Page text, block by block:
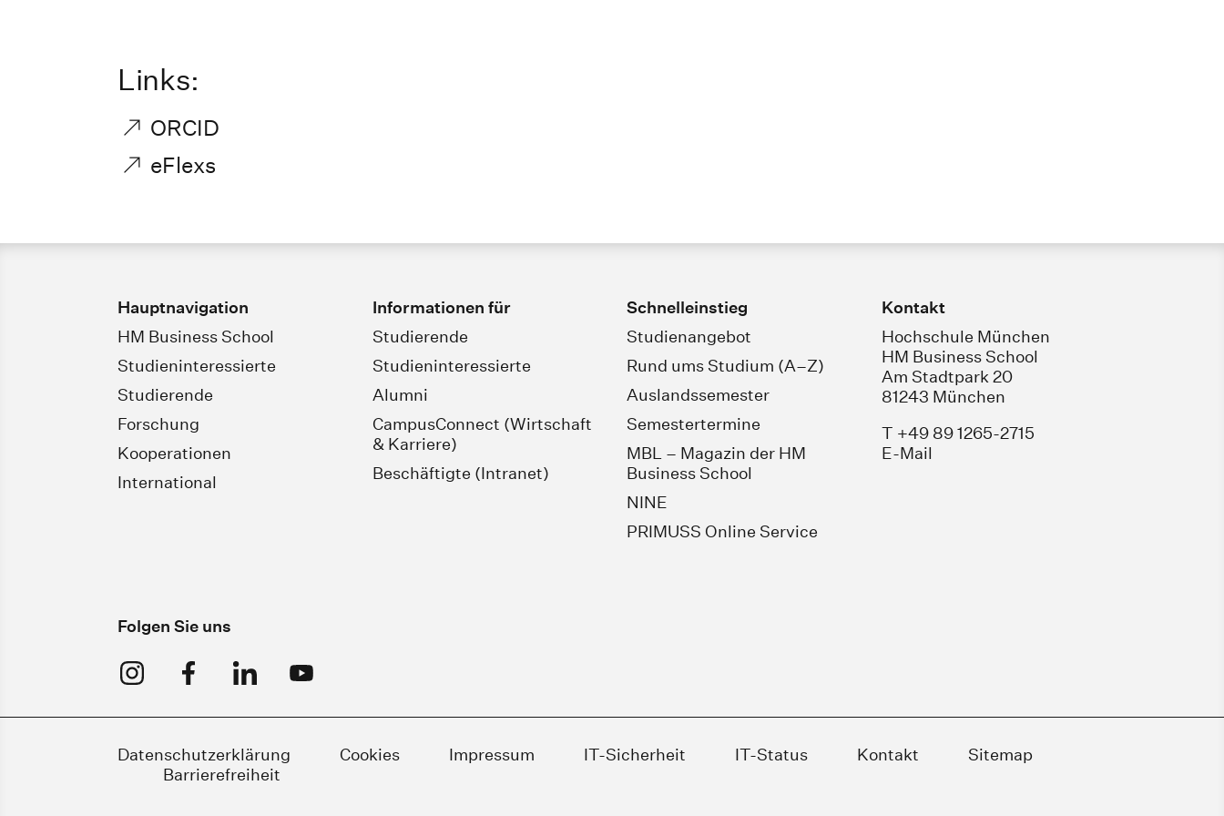
Links:
ORCID
eFlexs
Hauptnavigation
HM Business School
Studieninteressierte
Studierende
Forschung
Kooperationen
International
Informationen für
Studierende
Studieninteressierte
Alumni
CampusConnect (Wirtschaft
& Karriere)
Beschäftigte (Intranet)
Schnelleinstieg
Studienangebot
Rund ums Studium (A–Z)
Auslandssemester
Semestertermine
MBL – Magazin der HM
Business School
NINE
PRIMUSS Online Service
Kontakt
Hochschule München
HM Business School
Am Stadtpark 20
81243 München
T +49 89 1265-2715
E-Mail
Folgen Sie uns
Datenschutzerklärung Cookies Impressum IT-Sicherheit IT-Status Kontakt
Sitemap
Barrierefreiheit